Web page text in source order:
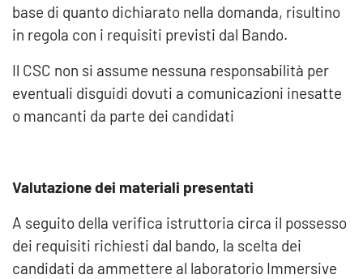
base di quanto dichiarato nella domanda, risultino
in regola con i requisiti previsti dal Bando.
Il CSC non si assume nessuna responsabilità per
eventuali disguidi dovuti a comunicazioni inesatte
o mancanti da parte dei candidati
Valutazione dei materiali presentati
A seguito della verifica istruttoria circa il possesso
dei requisiti richiesti dal bando, la scelta dei
candidati da ammettere al laboratorio Immersive